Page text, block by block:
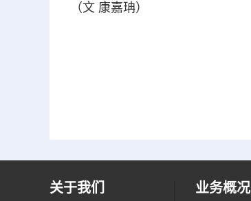
（文 康嘉珃）
关于我们 业务概况